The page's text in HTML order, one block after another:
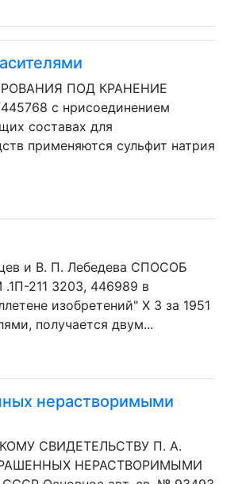
ПОД КРАНЕНИЕ
с нрисоединением
составах для
применяются сульфит натрия
и В. П. Лебедева СПОСОБ
211 3203, 446989 в
изобретений" Х 3 за 1951
получается двум...
нерастворимыми
СВИДЕТЕЛЬСТВУ П. А.
НЕРАСТВОРИМЫМИ